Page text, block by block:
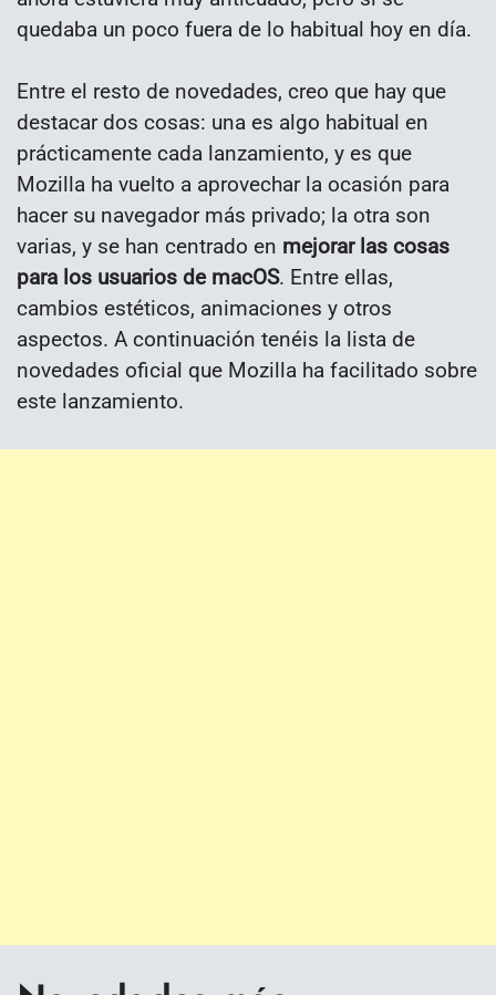
quedaba un poco fuera de lo habitual hoy en día.
Entre el resto de novedades, creo que hay que
destacar dos cosas: una es algo habitual en
prácticamente cada lanzamiento, y es que
Mozilla ha vuelto a aprovechar la ocasión para
hacer su navegador más privado; la otra son
varias, y se han centrado en mejorar las cosas
para los usuarios de macOS. Entre ellas,
cambios estéticos, animaciones y otros
aspectos. A continuación tenéis la lista de
novedades oficial que Mozilla ha facilitado sobre
este lanzamiento.